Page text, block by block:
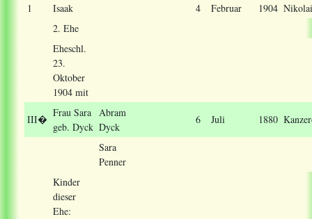
1
Isaak 4 Februar 1904
2. Ehe
Eheschl.
23.
Oktober
1904 mit
III�
Frau Sara
geb. Dyck
Abram
Dyck
6 Juli 1880
Sara
Penner
Kinder
dieser
Ehe: